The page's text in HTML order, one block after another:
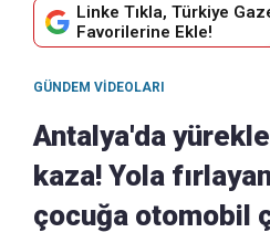
Linke Tıkla, Türkiye
Favorilerine Ekle!
GÜNDEM VIDEOLARI
Antalya'da
kaza! Yola
çocuğa otomobil